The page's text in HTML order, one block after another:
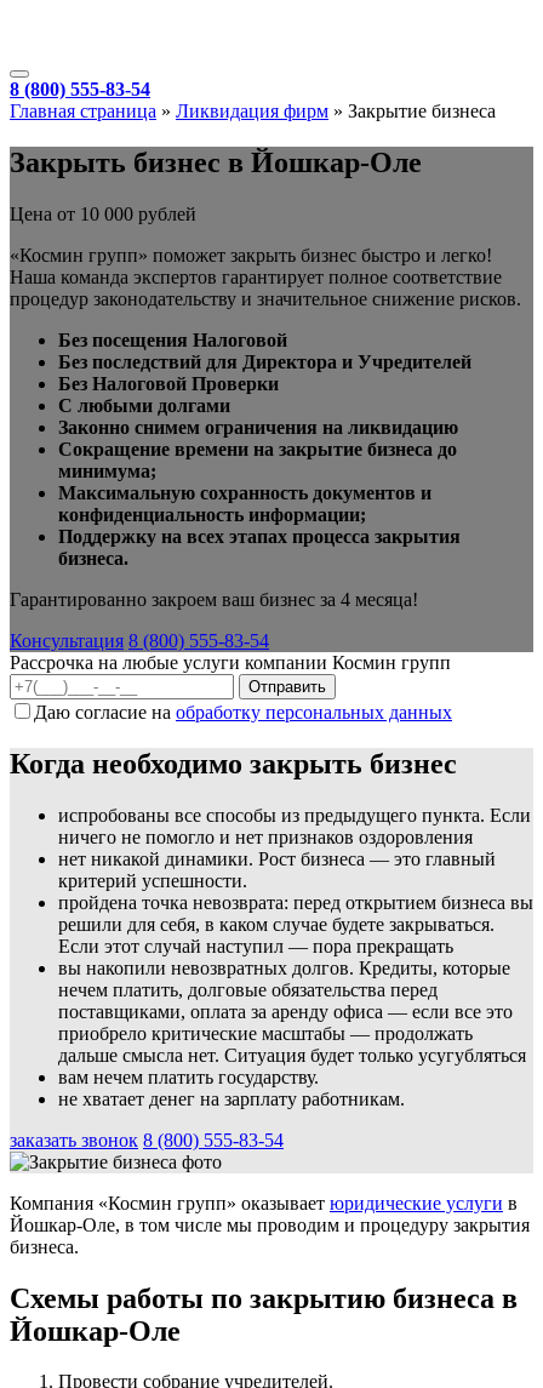
8 (800) 555-83-54
Главная страница » Ликвидация фирм » Закрытие бизнеса
Закрыть бизнес в Йошкар-Оле
Цена от 10 000 рублей
«Космин групп» поможет закрыть бизнес быстро и легко!
Наша команда экспертов гарантирует полное соответствие
процедур законодательству и значительное снижение рисков.
Без посещения Налоговой
Без последствий для Директора и Учредителей
Без Налоговой Проверки
С любыми долгами
Законно снимем ограничения на ликвидацию
Сокращение времени на закрытие бизнеса до
минимума;
Максимальную сохранность документов и
конфиденциальность информации;
Поддержку на всех этапах процесса закрытия
бизнеса.
Гарантированно закроем ваш бизнес за 4 месяца!
Консультация 8 (800) 555-83-54
Рассрочка на любые услуги компании Космин групп
Даю согласие на обработку персональных данных
Когда необходимо закрыть бизнес
испробованы все способы из предыдущего пункта. Если
ничего не помогло и нет признаков оздоровления
нет никакой динамики. Рост бизнеса — это главный
критерий успешности.
пройдена точка невозврата: перед открытием бизнеса вы
решили для себя, в каком случае будете закрываться.
Если этот случай наступил — пора прекращать
вы накопили невозвратных долгов. Кредиты, которые
нечем платить, долговые обязательства перед
поставщиками, оплата за аренду офиса — если все это
приобрело критические масштабы — продолжать
дальше смысла нет. Ситуация будет только усугубляться
вам нечем платить государству.
не хватает денег на зарплату работникам.
заказать звонок 8 (800) 555-83-54
Компания «Космин групп» оказывает юридические услуги в
Йошкар-Оле, в том числе мы проводим и процедуру закрытия
бизнеса.
Схемы работы по закрытию бизнеса в
Йошкар-Оле
Провести собрание учредителей.